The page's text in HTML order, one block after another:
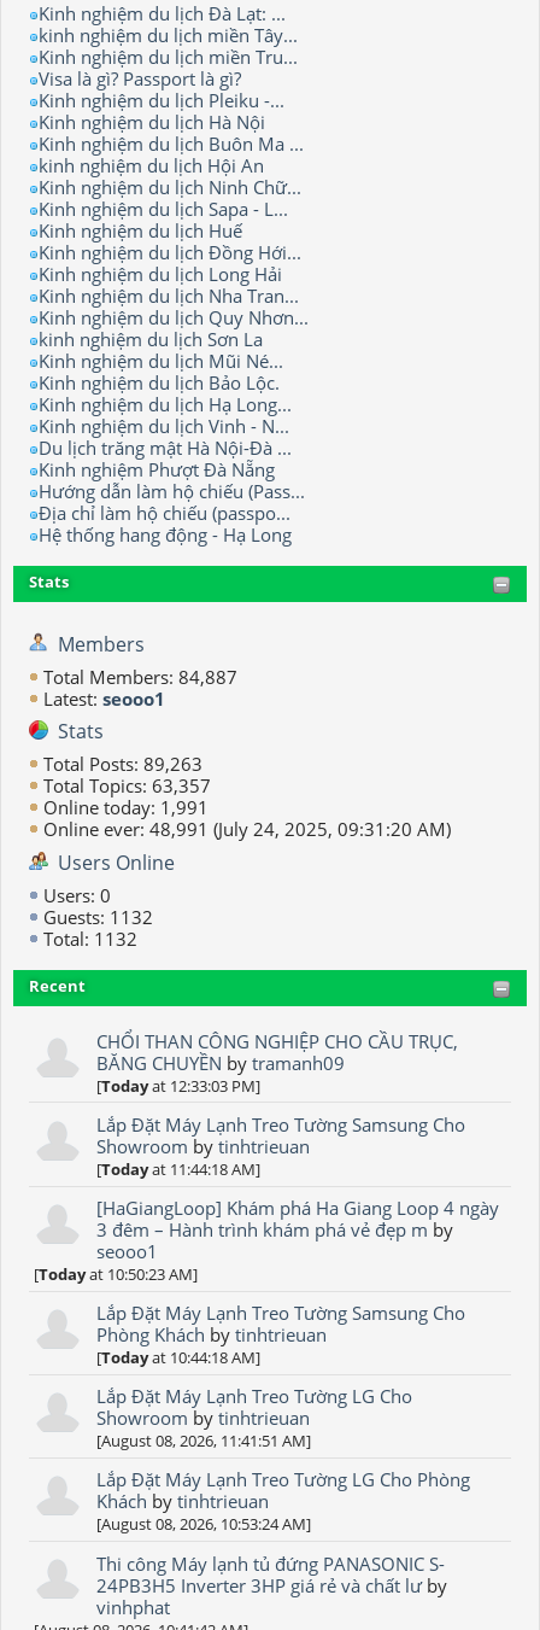
Kinh nghiệm du lịch Đà Lạt: ...
kinh nghiệm du lịch miền Tây...
Kinh nghiệm du lịch miền Tru...
Visa là gì? Passport là gì?
Kinh nghiệm du lịch Pleiku -...
Kinh nghiệm du lịch Hà Nội
Kinh nghiệm du lịch Buôn Ma ...
kinh nghiệm du lịch Hội An
Kinh nghiệm du lịch Ninh Chữ...
Kinh nghiệm du lịch Sapa - L...
Kinh nghiệm du lịch Huế
Kinh nghiệm du lịch Đồng Hới...
Kinh nghiệm du lịch Long Hải
Kinh nghiệm du lịch Nha Tran...
Kinh nghiệm du lịch Quy Nhơn...
kinh nghiệm du lịch Sơn La
Kinh nghiệm du lịch Mũi Né...
Kinh nghiệm du lịch Bảo Lộc.
Kinh nghiệm du lịch Hạ Long...
Kinh nghiệm du lịch Vinh - N...
Du lịch trăng mật Hà Nội-Đà ...
Kinh nghiệm Phượt Đà Nẵng
Hướng dẫn làm hộ chiếu (Pass...
Địa chỉ làm hộ chiếu (passpo...
Hệ thống hang động - Hạ Long
Stats
Members
Total Members: 84,887
Latest: seooo1
Stats
Total Posts: 89,263
Total Topics: 63,357
Online today: 1,991
Online ever: 48,991 (July 24, 2025, 09:31:20 AM)
Users Online
Users: 0
Guests: 1132
Total: 1132
Recent
CHỔI THAN CÔNG NGHIỆP CHO CẦU TRỤC,
BĂNG CHUYỀN bytramanh09
[Todayat 12:33:03 PM]
Lắp Đặt Máy Lạnh Treo Tường Samsung Cho
Showroom bytinhtrieuan
[Todayat 11:44:18 AM]
[HaGiangLoop] Khám phá Ha Giang Loop 4 ngày
3 đêm – Hành trình khám phá vẻ đẹp m by
seooo1
[Todayat 10:50:23 AM]
Lắp Đặt Máy Lạnh Treo Tường Samsung Cho
Phòng Khách bytinhtrieuan
[Todayat 10:44:18 AM]
Lắp Đặt Máy Lạnh Treo Tường LG Cho
Showroom bytinhtrieuan
[August 08, 2026, 11:41:51 AM]
Lắp Đặt Máy Lạnh Treo Tường LG Cho Phòng
Khách bytinhtrieuan
[August 08, 2026, 10:53:24 AM]
Thi công Máy lạnh tủ đứng PANASONIC S-
24PB3H5 Inverter 3HP giá rẻ và chất lưby
vinhphat